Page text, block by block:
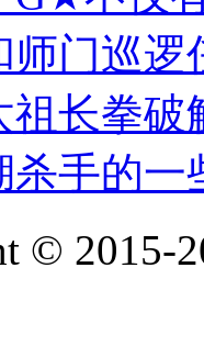
师门巡逻
祖长拳破
杀手的一
© 2015-